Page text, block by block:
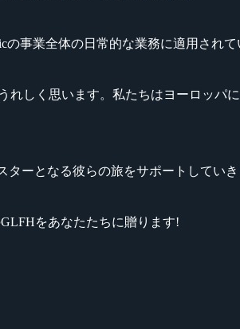
の事業全体の日常的な業務に適用され
れしく思います。私たちはヨーロッ
ターとなる彼らの旅をサポートしてい
GLFHをあなたたちに贈ります!